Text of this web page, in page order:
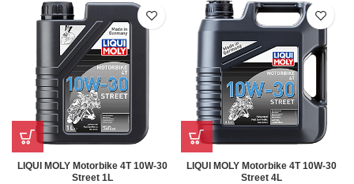
LIQUI MOLY Motorbike 4T 10W-30
Street 1L
LIQUI MOLY Motorbike 4T 10W-30
Street 4L